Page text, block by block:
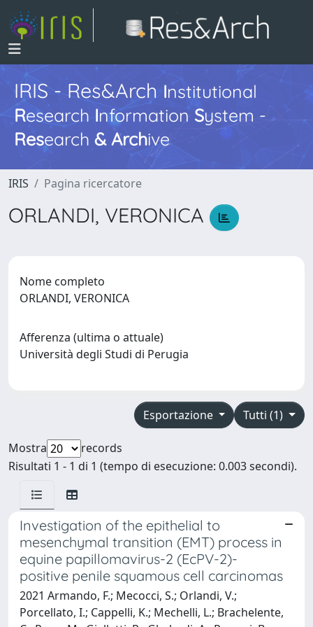
IRIS - Res&ArchInstitutional
Research InformationSystem -
Research & Archive
IRIS Pagina ricercatore
ORLANDI, VERONICA
Nome completo
ORLANDI, VERONICA
Afferenza (ultima o attuale)
Università degli Studi di Perugia
Tutti (1)
Esportazione
Mostra
records
Risultati 1 - 1 di 1 (tempo di esecuzione: 0.003 secondi).
Investigation of the epithelial to
mesenchymal transition (EMT) process in
equine papillomavirus-2 (EcPV-2)-
positive penile squamous cell carcinomas
2021 Armando, F.; Mecocci, S.; Orlandi, V.;
Porcellato, I.; Cappelli, K.; Mechelli, L.; Brachelente,